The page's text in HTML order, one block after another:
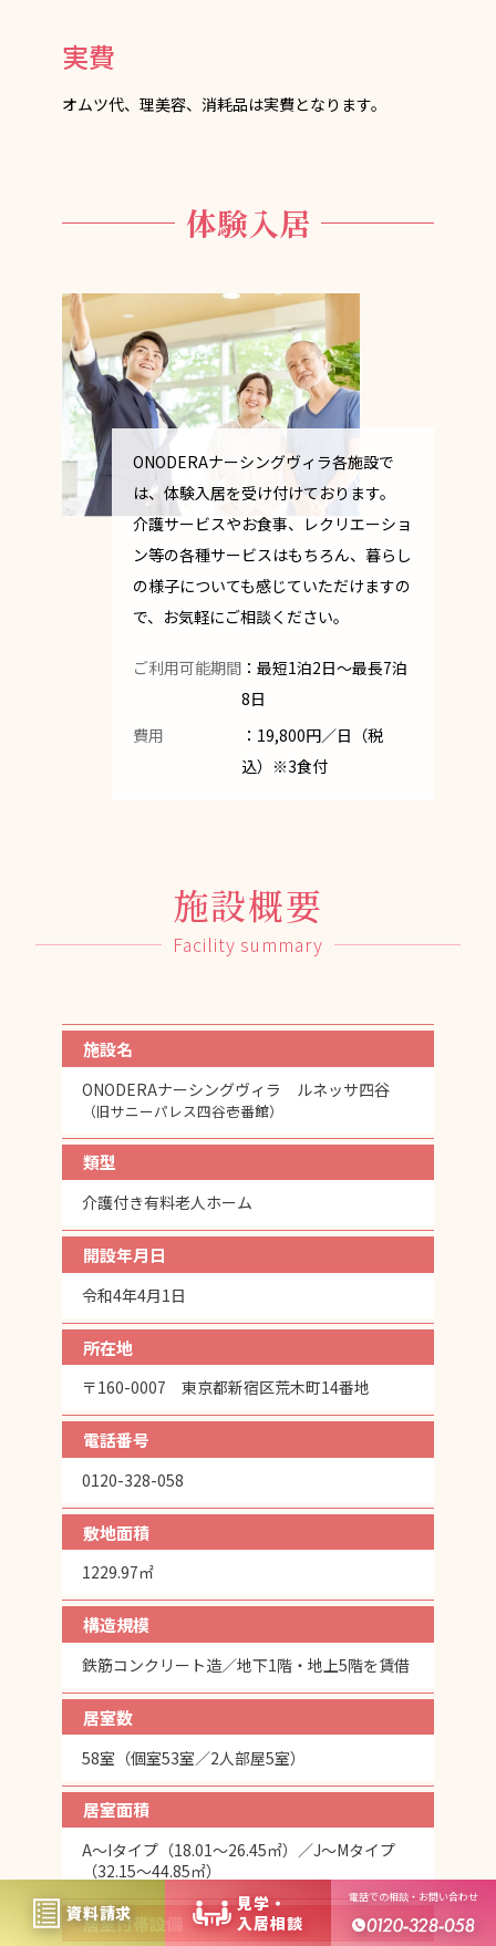
実費
オムツ代、理美容、消耗品は実費となります。
体験入居
ONODERAナーシングヴィラ各施設で
は、体験入居を受け付けております。
介護サービスやお食事、レクリエーショ
ン等の各種サービスはもちろん、暮らし
の様子についても感じていただけますの
で、お気軽にご相談ください。
ご利用可能期間：最短1泊2日～最長7泊
8日
費用
：19,800円／日（税
込）※3食付
施設概要
Facility summary
施設名
ONODERAナーシングヴィラ ルネッサ四谷
（旧サニーパレス四谷壱番館）
類型
介護付き有料老人ホーム
開設年月日
令和4年4月1日
所在地
〒160-0007 東京都新宿区荒木町14番地
電話番号
0120-328-058
敷地面積
1229.97㎡
構造規模
鉄筋コンクリート造／地下1階・地上5階を賃借
居室数
58室（個室53室／2人部屋5室）
居室面積
A～Iタイプ（18.01～26.45㎡）／J～Mタイプ
（32.15～44.85㎡）
居室付帯設備
資料請求
⾒学・
⼊居相談
電話での相談・お問い合わせ